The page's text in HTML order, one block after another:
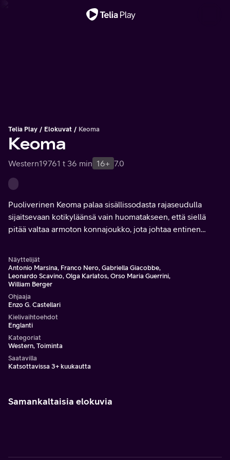
Telia Play Elokuvat Keoma
Keoma
Western19761 t 36 min 16+ 7.0
Puoliverinen Keoma palaa sisällissodasta rajaseudulla
sijaitsevaan kotikyläänsä vain huomatakseen, että siellä
pitää valtaa armoton konnajoukko, jota johtaa entinen
Näyttelijät
Antonio Marsina, Franco Nero, Gabriella Giacobbe,
Leonardo Scavino, Olga Karlatos, Orso Maria Guerrini,
William Berger
Ohjaaja
Enzo G. Castellari
Kielivaihtoehdot
Englanti
Kategoriat
Western, Toiminta
Saatavilla
Katsottavissa 3+ kuukautta
Samankaltaisia elokuvia